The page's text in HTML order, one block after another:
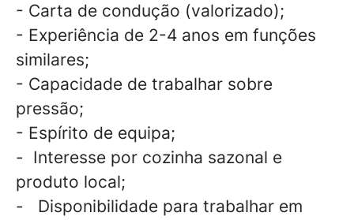
- Carta de condução (valorizado);
- Experiência de 2-4 anos em funções
similares;
- Capacidade de trabalhar sobre
pressão;
- Espírito de equipa;
- Interesse por cozinha sazonal e
produto local;
- Disponibilidade para trabalhar em